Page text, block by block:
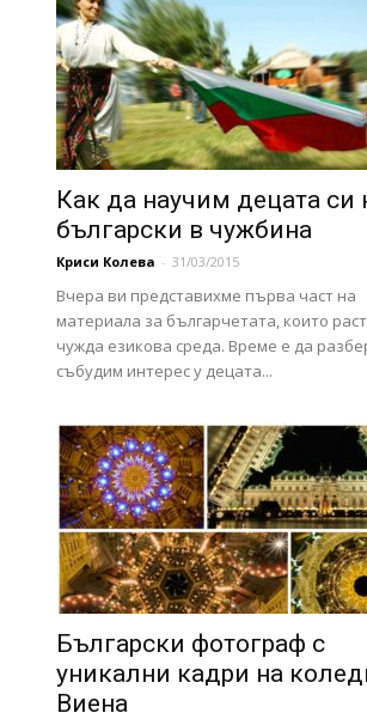
Как да научим децата си
български в чужбина
Криси Колева - 31/03/2015
Вчера ви представихме първа част на
материала за българчетата, които
чужда езикова среда. Време е да
събудим интерес у децата...
Български фотограф с
уникални кадри на
Виена